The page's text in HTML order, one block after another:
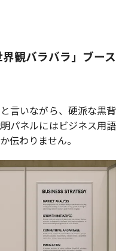
観バラバラ」ブース
言いながら、硬派な黒背
パネルにはビジネス用語
伝わりません。